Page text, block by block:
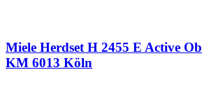
Miele Herdset H 2455 E Active
KM 6013 Köln